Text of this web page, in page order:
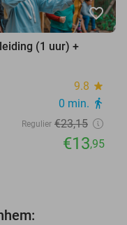
favorite_border
(1 uur) +
9.8 star
0 min. directions_walk
Regulier €23,15
€13,95